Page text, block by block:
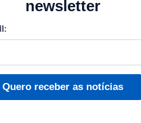
newsletter
Quero receber as notícias